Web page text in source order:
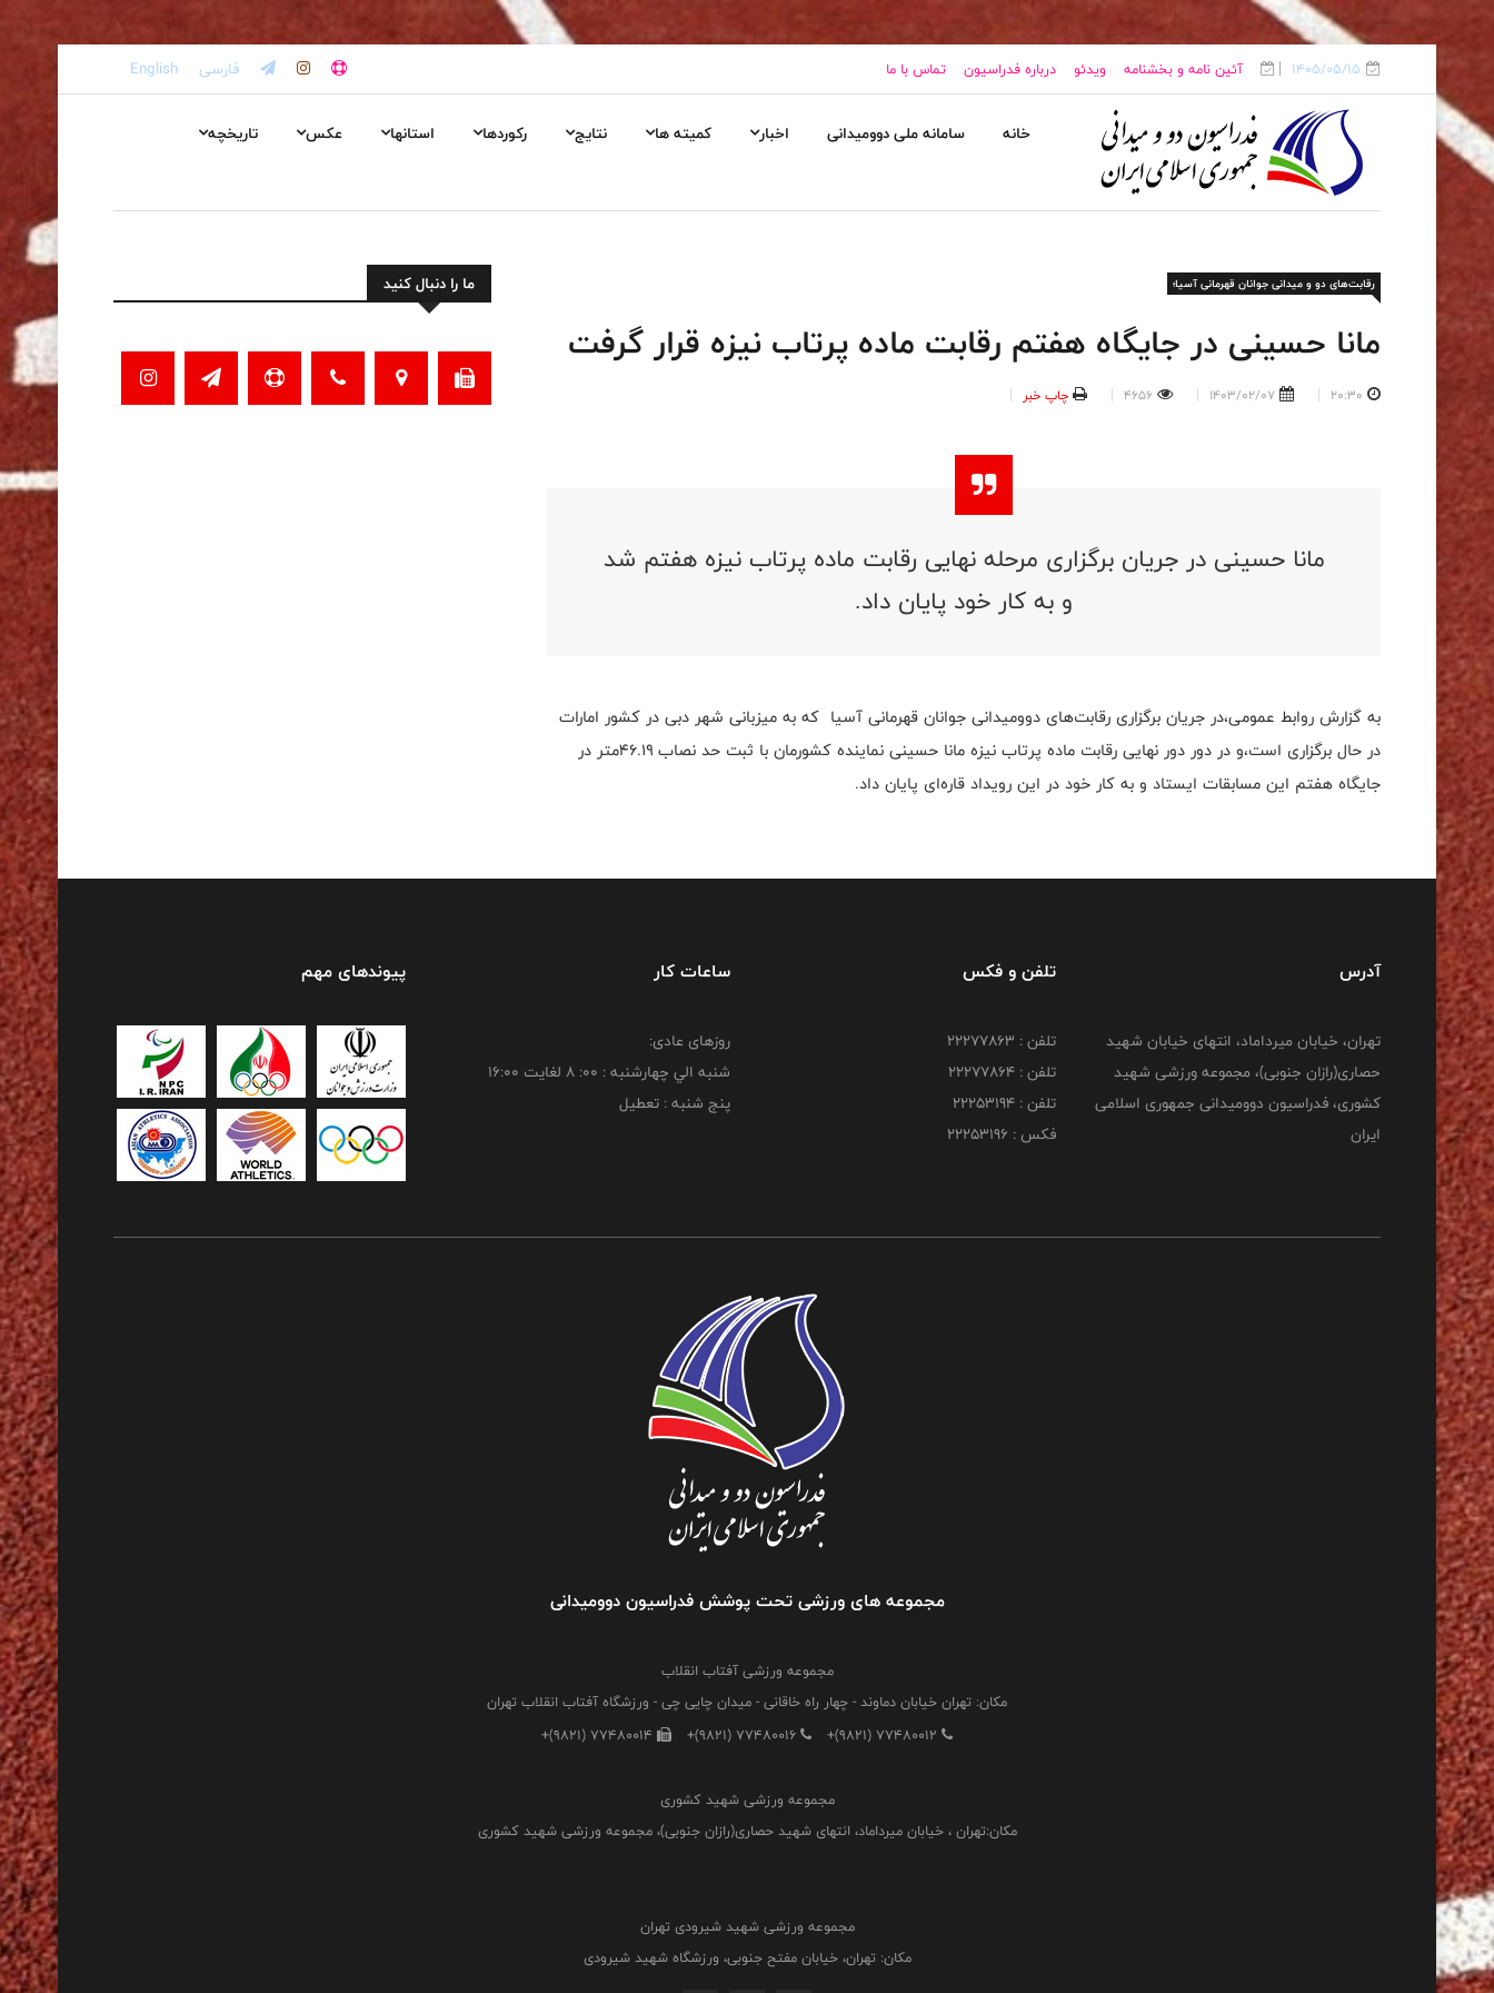
1405/05/15 آئین نامه و بخشنامه ویدئو درباره فدراسیون تماس با ما فارسی English
خانه سامانه ملی دوومیدانی اخبار کمیته ها نتایج رکوردها استانها عکس تاریخچه
رقابت‌های دو و میدانی جوانان قهرمانی آسیا؛
مانا حسینی در جایگاه هفتم رقابت ماده پرتاب نیزه قرار گرفت
20:30
1403/02/07
4656 چاپ خبر
مانا حسینی در جریان برگزاری مرحله نهایی رقابت ماده پرتاب نیزه هفتم شد
و به کار خود پایان داد.
به گزارش روابط عمومی،در جریان برگزاری رقابت‌های دو‌ومیدانی جوانان قهرمانی آسیا که به میزبانی شهر دبی در کشور امارات
در حال برگزاری است،و در دور دور نهایی رقابت ماده پرتاب نیزه مانا حسینی نماینده کشورمان با ثبت حد نصاب ۴۶.۱۹متر در
جایگاه هفتم این مسابقات ایستاد و به کار خود در این رویداد قاره‌ای پایان داد.
ما را دنبال کنید
آدرس
تهران، خیابان میرداماد، انتهای خیابان شهید
حصاری(رازان جنوبی)، مجموعه ورزشی شهید
کشوری، فدراسیون دوومیدانی جمهوری اسلامی
ایران
تلفن و فکس
تلفن : 22277863
تلفن : 22277864
تلفن : 22253194
فکس : 22253196
ساعات کار
روزهای عادی:
شنبه الي چهارشنبه : 00: 8 لغايت 16:00
پنج شنبه : تعطیل
پیوندهای مهم
مجموعه های ورزشی تحت پوشش فدراسیون دوومیدانی
مجموعه ورزشی آفتاب انقلاب
مکان: تهران خیابان دماوند - چهار راه خاقانی - میدان چایی چی - ورزشگاه آفتاب انقلاب تهران
+(9821) 77480012
+(9821) 77480016
+(9821) 77480014
مجموعه ورزشی شهید کشوری
مکان:تهران ، خیابان میرداماد، انتهای شهید حصاری(رازان جنوبی)، مجموعه ورزشی شهید کشوری
مجموعه ورزشی شهید شیرودی تهران
مکان: تهران، خیابان مفتح جنوبی، ورزشگاه شهید شیرودی